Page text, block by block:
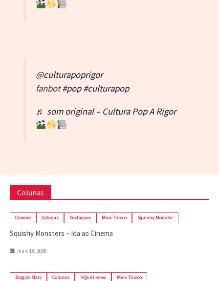
@culturapoprigor
fanbot#pop #culturapop
♬ som original – Cultura Pop A Rigor
Colunas
Cinema Colunas Destaques Marc Tinoco Squishy Monster
Squishy Monsters – Ida ao Cinema
maio 18, 2026
Blog do Marc Colunas HQs e Livros Marc Tinoco